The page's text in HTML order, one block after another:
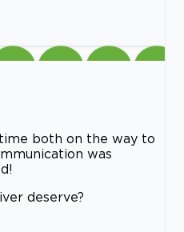
both on the way to
was
deserve?